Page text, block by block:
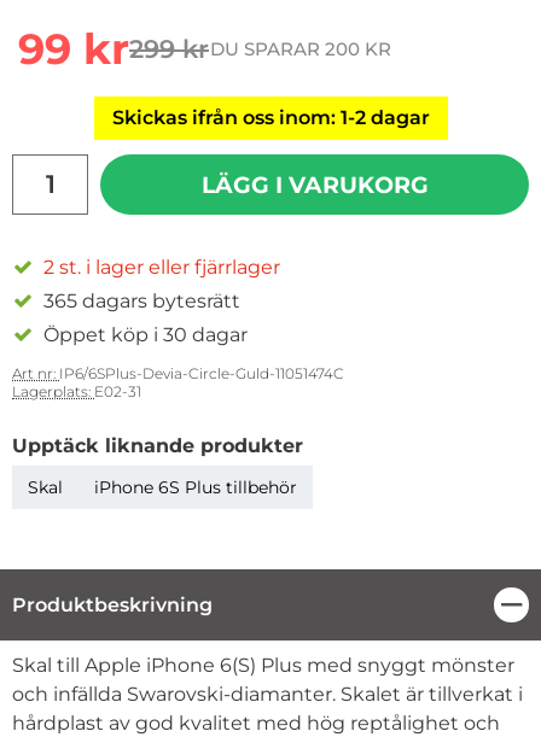
rea pris
99 krtidigare pris
299 krDU SPARAR 200 KR
Skickas ifrån oss inom: 1-2 dagar
LÄGG I VARUKORG
2 st. i lager eller fjärrlager
365 dagars bytesrätt
Öppet köp i 30 dagar
Art nr: IP6/6SPlus-Devia-Circle-Guld-11051474C
Lagerplats: E02-31
Upptäck liknande produkter
Skal iPhone 6S Plus tillbehör
Produktbeskrivning
Produktbeskrivning
Skal till Apple iPhone 6(S) Plus med snyggt mönster
och infällda Swarovski-diamanter. Skalet är tillverkat i
hårdplast av god kvalitet med hög reptålighet och